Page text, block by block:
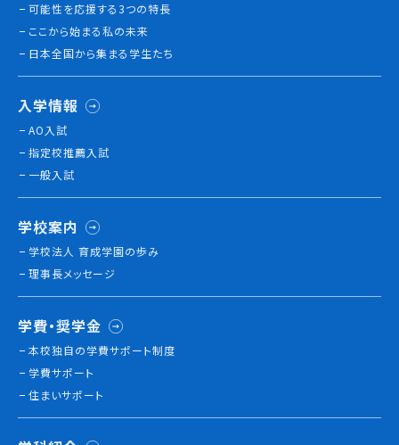
資格・就職
資格について
インターンシップ
活躍する卒業生
学校の特長
チャレンジプログラム
フォローアップレッスン
海外研修
施設・設備紹介
先生紹介
キャンパスライフ
学生カフェ営業インフォメーション
可能性を応援する3つの特長
ここから始まる私の未来
日本全国から集まる学生たち
入学情報
AO入試
指定校推薦入試
一般入試
学校案内
学校法人 育成学園の歩み
理事長メッセージ
学費・奨学金
本校独⾃の学費サポート制度
学費サポート
住まいサポート